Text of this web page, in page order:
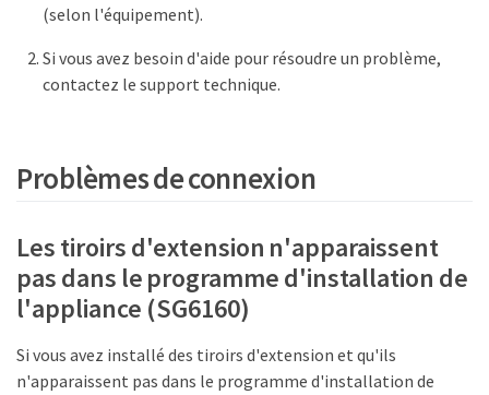
(selon l'équipement).
Si vous avez besoin d'aide pour résoudre un problème,
contactez le support technique.
Problèmes de connexion
Les tiroirs d'extension n'apparaissent
pas dans le programme d'installation de
l'appliance (SG6160)
Si vous avez installé des tiroirs d'extension et qu'ils
n'apparaissent pas dans le programme d'installation de